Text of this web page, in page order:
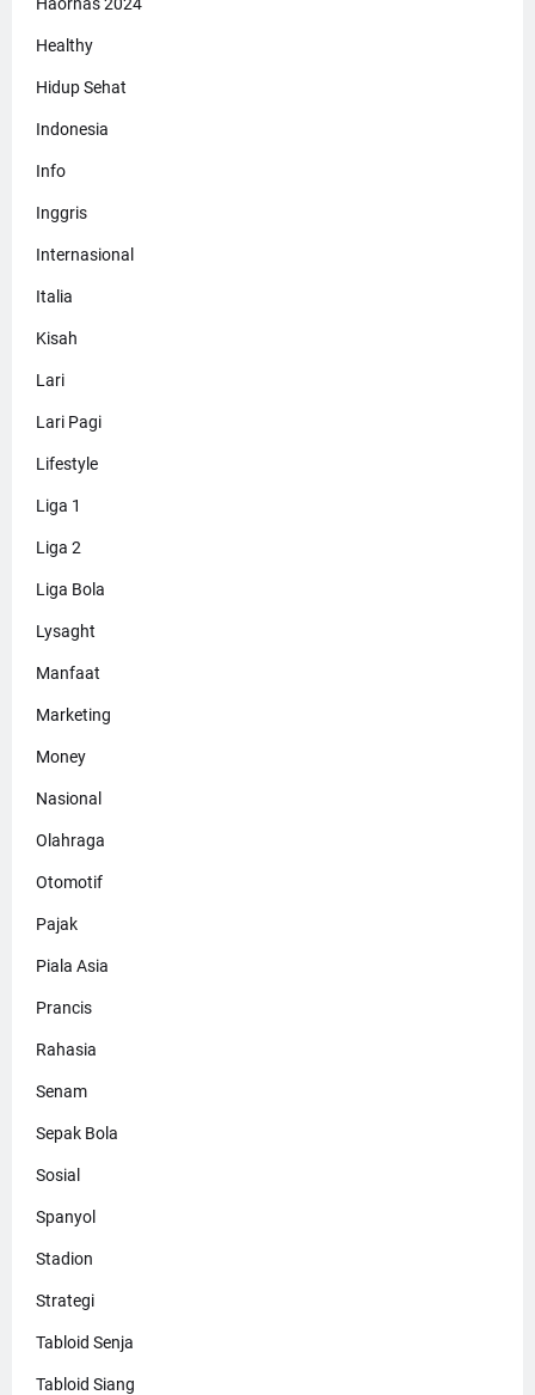
Healthy
Hidup Sehat
Indonesia
Info
Inggris
Internasional
Italia
Kisah
Lari
Lari Pagi
Lifestyle
Liga 1
Liga 2
Liga Bola
Lysaght
Manfaat
Marketing
Money
Nasional
Olahraga
Otomotif
Pajak
Piala Asia
Prancis
Rahasia
Senam
Sepak Bola
Sosial
Spanyol
Stadion
Strategi
Tabloid Senja
Tabloid Siang